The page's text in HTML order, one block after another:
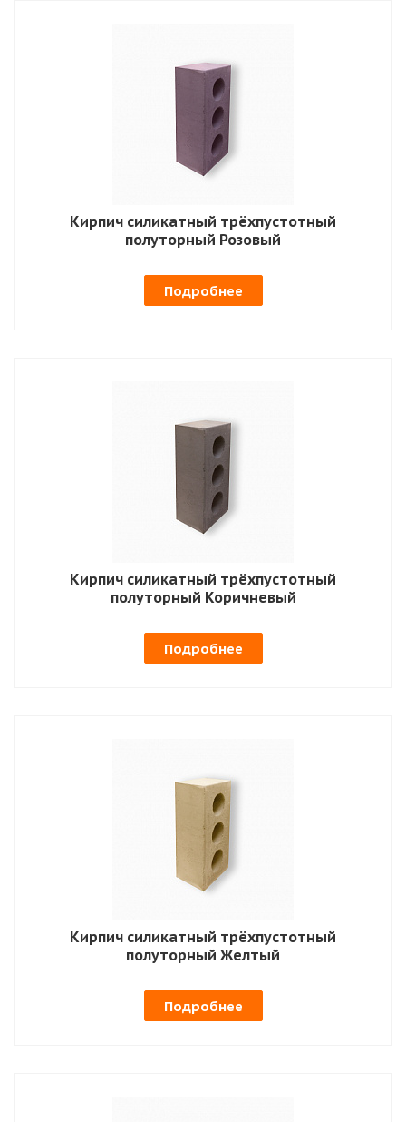
Кирпич силикатный трёхпустотный
полуторный Розовый
Подробнее
Кирпич силикатный трёхпустотный
полуторный Коричневый
Подробнее
Кирпич силикатный трёхпустотный
полуторный Желтый
Подробнее